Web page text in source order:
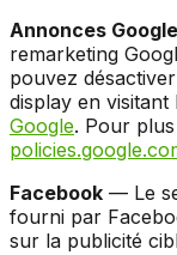
Annonces
remarketing
pouvez
display en visitant
Google. Pour
Facebook — Le
fourni par
sur la publicité